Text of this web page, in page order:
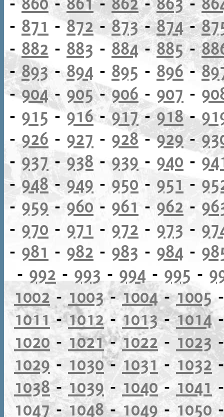
- 871 -872 -873-874-
- 882 - 883 - 884-885-
-893-894 - 895 - 896-
-904- 905-906 - 907 -
- 915 -916-917-918-
- 926 - 927 - 928-929-
- 937 -938 - 939 - 940 -
-948- 949 - 950 - 951 -
- 959 - 960 - 961 - 962 -
- 970 - 971 - 972 - 973 -
- 981 - 982 - 983 - 984 -
- 992 - 993 - 994 - 995 -
1002 - 1003-1004-1005
1011-1012-1013-1014
1020 - 1021-1022 - 1023
1029 - 1030-1031 - 1032
1038-1039 - 1040-1041
1047-1048-1049-1050